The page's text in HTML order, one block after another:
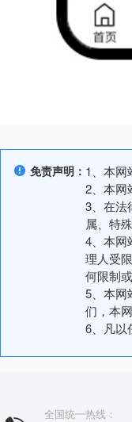
免责声明： 1、本网
2、本网
3、在法
属、特
4、本网
理人受
何限制
5、本网
们，本
6、凡以
全国统一热线：